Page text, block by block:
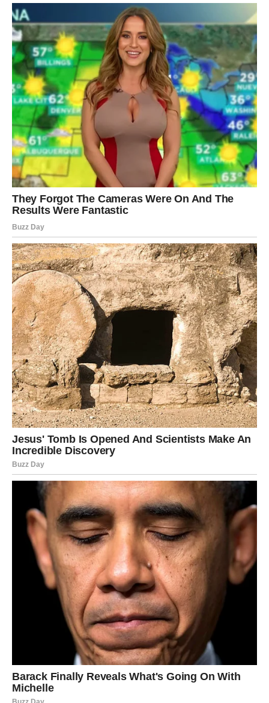
Zvijezde jasno pokazuju da će Vage, Vodolije i Lavovi biti
među najsretnijim znakovima u narednom periodu. Njima
dolaze velika iznenađenja, uspjesi i događaji koji će im
uljepšati svakodnevicu. Ni ostali znakovi neće ostati bez
razloga za zadovoljstvo jer će mnogi osjetiti kako se život
polako okreće u njihovu korist. Ponekad je dovoljan samo
jedan neočekivan trenutak da shvatimo kako sreća dolazi
upravo onda kada joj se najmanje nadamo.